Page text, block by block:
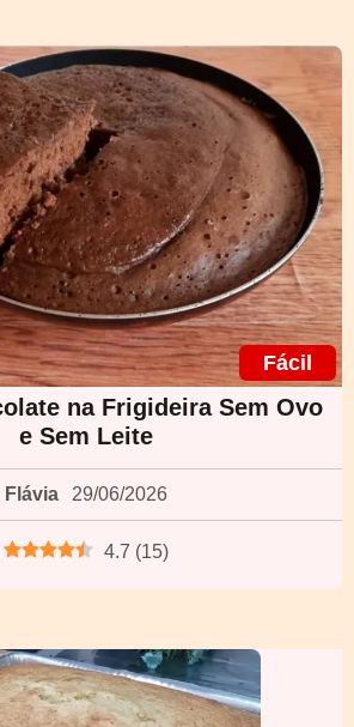
Fácil
na Frigideira Sem Ovo
e Sem Leite
Flávia 29/06/2026
4.7 (15)